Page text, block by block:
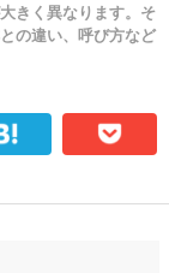
きく異なります。そ
の違い、呼び方など